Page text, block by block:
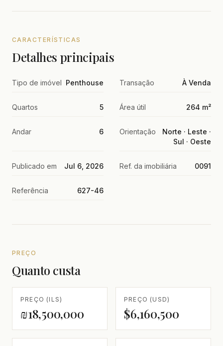
CARACTERÍSTICAS
Detalhes principais
Tipo de imóvel Penthouse Transação À Venda
Quartos 5 Área útil 264 m²
Andar 6 Orientação
Norte · Leste ·
Sul · Oeste
Publicado em Jul 6, 2026 Ref. da imobiliária 0091
Referência 627-46
PREÇO
Quanto custa
PREÇO (ILS)
₪18,500,000
PREÇO (USD)
$6,160,500